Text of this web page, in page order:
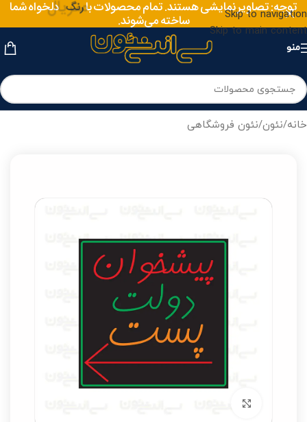
Skip to navigation
Skip to main content
توجه: تصاویر نمایشی هستند. تمام محصولات با رنگ
متریالدلخواه شما
ساخته می‌شوند.
منو
خانه/نئون/نئون فروشگاهی